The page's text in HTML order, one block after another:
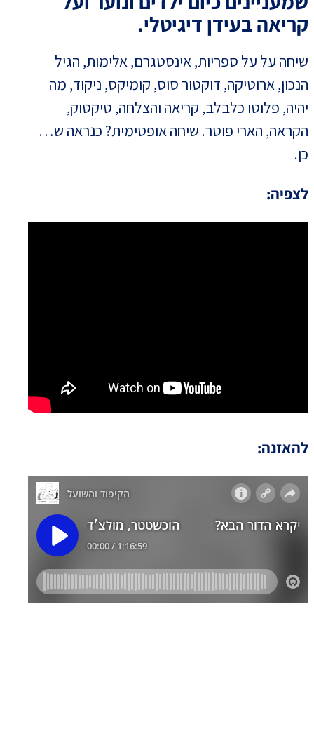
קריאה בעידן דיגיטלי.
שיחה על על ספריות, אינסטגרם, אלימות, הגיל
הנכון, ארוטיקה, דוקטור סוס, קומיקס, ניקוד, מה
יהיה, פלוטו כלבלב, קריאה והצלחה, טיקטוק,
הקראה, הארי פוטר. שיחה אופטימית? כנראה ש…
כן.
לצפיה:
להאזנה: